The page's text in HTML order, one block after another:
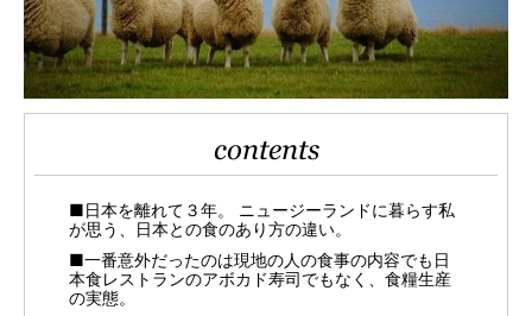
contents
■日本を離れて３年。 ニュージーランドに暮らす私
が思う、日本との食のあり方の違い。
■一番意外だったのは現地の人の食事の内容でも日
本食レストランのアボカド寿司でもなく、食糧生産
の実態。